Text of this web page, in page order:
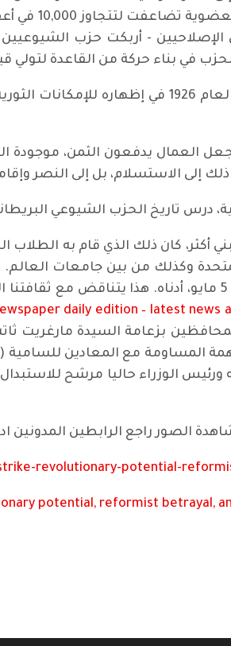
5,000 عضو
الإصلاحيين - أربكت حزب
في بناء حركة من القاعدة لتولي
تكمن الأهمية التاريخية للإضراب
إلى الاستسلام، بل إلى النصر
درس تاريخ الحزب الشيوعي
أكثر، كان ذلك الذي قام به
daily edition – latest
المحافظين بزعامة السيدة
المساومة مع المعادين للسامية
الوزراء حاليا مرشح
الصور راجع الرابطين المدونين
revolutionary-potential-
potential, reformist betrayal,